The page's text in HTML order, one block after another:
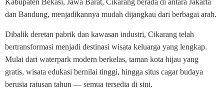
Kabupaten Bekasi, Jawa Barat, Cikarang berada di antara Jakarta
dan Bandung, menjadikannya mudah dijangkau dari berbagai arah.
Dibalik deretan pabrik dan kawasan industri, Cikarang telah
bertransformasi menjadi destinasi wisata keluarga yang lengkap.
Mulai dari waterpark modern berkelas, taman kota hijau yang
gratis, wisata edukasi bernilai tinggi, hingga situs cagar budaya
berusia ratusan tahun — semua tersedia di sini.